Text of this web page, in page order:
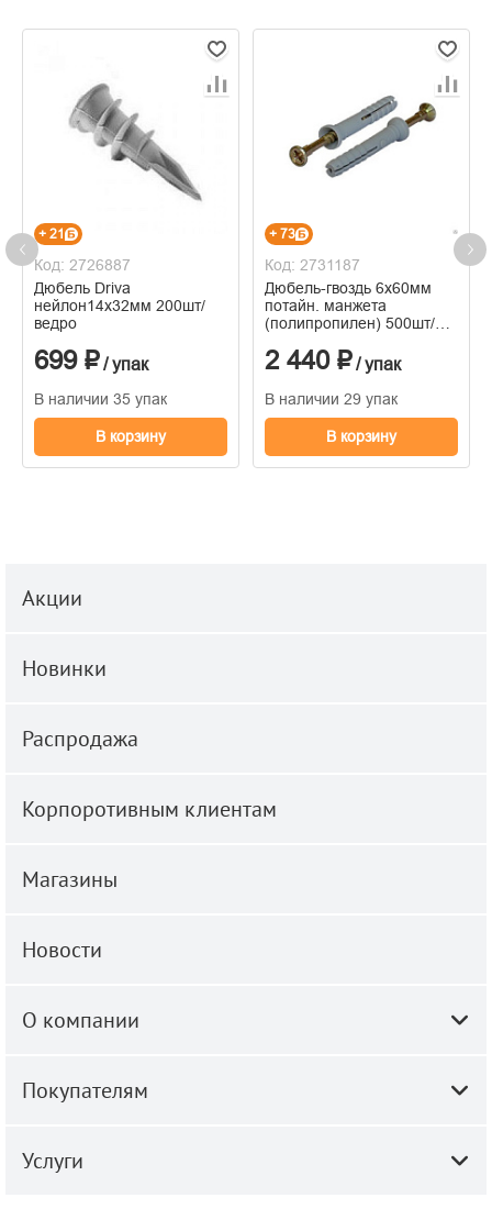
+ 21
Код: 2726887
Дюбель Driva
нейлон14х32мм 200шт/
ведро
699 ₽/ упак
В наличии 35 упак
В корзину
+ 73
Код: 2731187
Дюбель-гвоздь 6х60мм
потайн. манжета
(полипропилен) 500шт/
2 440 ₽/ упак
В наличии 29 упак
В корзину
Акции
Новинки
Распродажа
Корпоротивным клиентам
Магазины
Новости
О компании
Покупателям
Услуги